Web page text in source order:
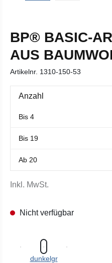
BP® BASIC-
AUS
Artikelnr. 1310-150-53
Anzahl
Bis 4
Bis 19
Ab 20
Inkl. MwSt.
Nicht verfügbar
dunkelgr